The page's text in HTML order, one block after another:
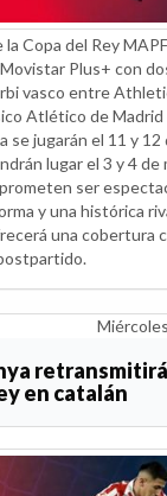
Copa del Rey
Plus+ con
vasco entre
Atlético de
se jugarán el 11 y
lugar el 3 y 4 de
ser
y una histórica
una cobertura
en catalán